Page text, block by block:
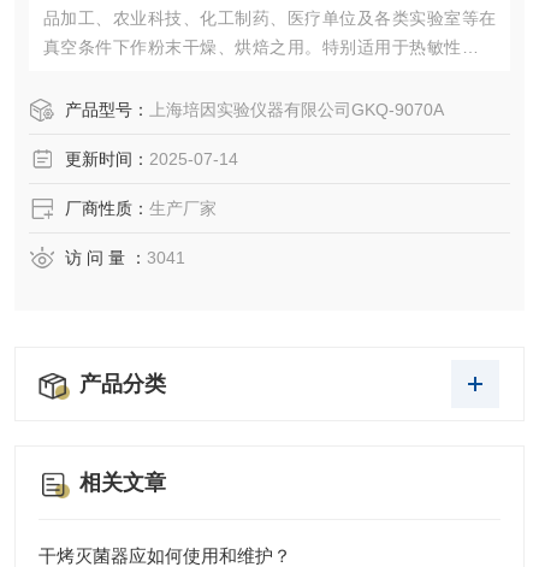
品加工、农业科技、化工制药、医疗单位及各类实验室等在
真空条件下作粉末干燥、烘焙之用。特别适用于热敏性、易
产品型号：
上海培因实验仪器有限公司GKQ-9070A
更新时间： 2025-07-14
厂商性质： 生产厂家
访 问 量 ： 3041
产品分类
相关文章
干烤灭菌器应如何使用和维护？